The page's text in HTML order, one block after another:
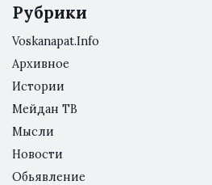
Рубрики
Voskanapat.Info
Архивное
Истории
Мейдан ТВ
Мысли
Новости
Обьявление